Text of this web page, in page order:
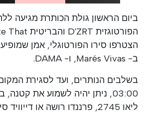
ביום הראשון גולת הכותרת מגיעה
הצטרפו סירו הפורטוגלי, אמן
ב- Marés Vivas, ו- DAMA.
בשלבים הנותרים, ועד לסגירת
03:00, ניתן יהיה לשמוע את
ליאו 2745, פרננדו רושה או דייוויד סילבה.